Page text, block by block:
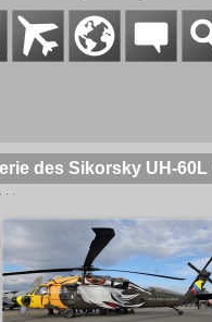
des Sikorsky UH-60L
.